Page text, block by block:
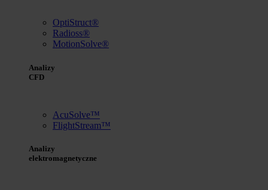
OptiStruct®
Radioss®
MotionSolve®
Analizy
CFD
AcuSolve™
FlightStream™
Analizy
elektromagnetyczne